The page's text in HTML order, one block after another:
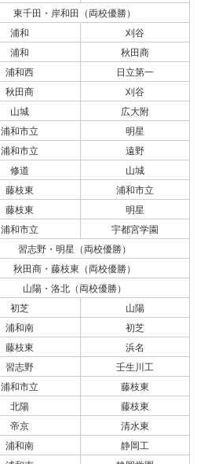
東千田・岸和田（両校優勝）
浦和
刈谷
浦和
秋田商
浦和西
日立第一
秋田商
刈谷
山城
広大附
浦和市立
明星
浦和市立
遠野
修道
山城
藤枝東
浦和市立
藤枝東
明星
浦和市立
宇都宮学園
習志野・明星（両校優勝）
秋田商・藤枝東（両校優勝）
山陽・洛北（両校優勝）
初芝
山陽
浦和南
初芝
藤枝東
浜名
習志野
壬生川工
浦和市立
藤枝東
北陽
藤枝東
帝京
清水東
浦和南
静岡工